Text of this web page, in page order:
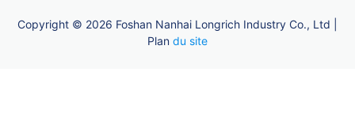
Copyright © 2026 Foshan Nanhai Longrich Industry Co., Ltd |
Plan du site